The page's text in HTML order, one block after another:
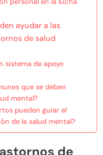
ayudar a las
de salud
sistema de apoyo
que se deben
mental?
pueden guiar el
de la salud mental?
de